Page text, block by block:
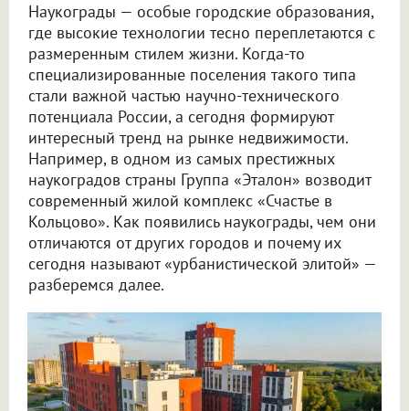
Наукограды — особые городские образования,
где высокие технологии тесно переплетаются с
размеренным стилем жизни. Когда-то
специализированные поселения такого типа
стали важной частью научно-технического
потенциала России, а сегодня формируют
интересный тренд на рынке недвижимости.
Например, в одном из самых престижных
наукоградов страны Группа «Эталон» возводит
современный жилой комплекс «Счастье в
Кольцово». Как появились наукограды, чем они
отличаются от других городов и почему их
сегодня называют «урбанистической элитой» —
разберемся далее.